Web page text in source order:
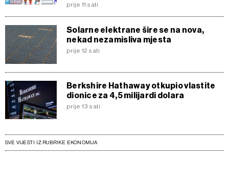
prije 11 sati
Solarne elektrane šire se na nova,
nekad nezamisliva mjesta
prije 12 sati
Berkshire Hathaway otkupio vlastite
dionice za 4,5 milijardi dolara
prije 13 sati
SVE VIJESTI IZ RUBRIKE EKONOMIJA